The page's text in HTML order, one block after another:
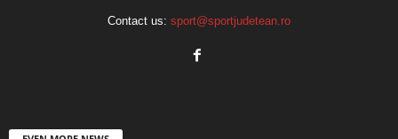
Contact us: sport@sportjudetean.ro